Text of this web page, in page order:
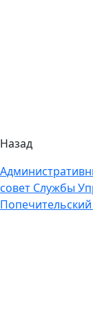
Назад
совет Службы
Попечительский